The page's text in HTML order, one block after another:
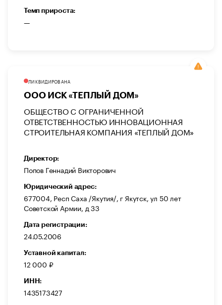
Темп прироста:
—
ЛИКВИДИРОВАНА
ООО ИСК «ТЕПЛЫЙ ДОМ»
ОБЩЕСТВО С ОГРАНИЧЕННОЙ
ОТВЕТСТВЕННОСТЬЮ ИННОВАЦИОННАЯ
СТРОИТЕЛЬНАЯ КОМПАНИЯ «ТЕПЛЫЙ ДОМ»
Директор:
Попов Геннадий Викторович
Юридический адрес:
677004, Респ Саха /Якутия/, г Якутск, ул 50 лет
Советской Армии, д 33
Дата регистрации:
24.05.2006
Уставной капитал:
12 000 ₽
ИНН:
1435173427